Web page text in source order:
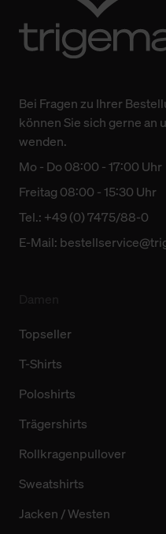
Bei Fragen zu Ihrer
können Sie sich gerne an
wenden.
Mo - Do 08:00 - 17:00 Uhr
Freitag 08:00 - 15:30 Uhr
Tel.: +49 (0) 7475/88-0
E-Mail:
Topseller
T-Shirts
Poloshirts
Trägershirts
Rollkragenpullover
Sweatshirts
Jacken / Westen